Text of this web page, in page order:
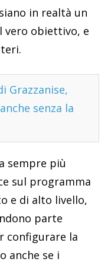
in realtà un
vero obiettivo, e
Grazzanise,
senza la
sempre più
sul programma
e di alto livello,
parte
configurare la
anche se i